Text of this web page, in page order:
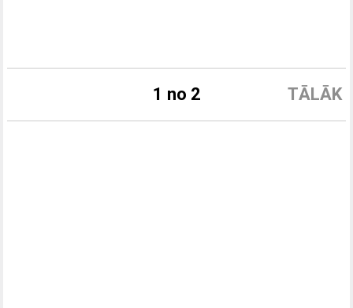
TĀLĀK
1 no 2